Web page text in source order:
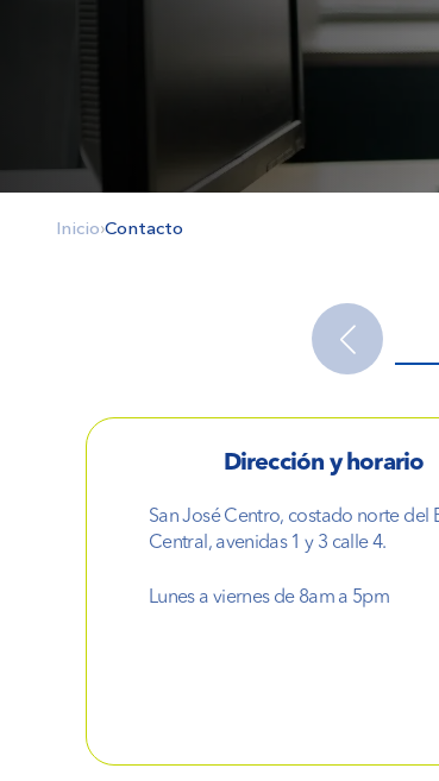
Inicio›Contacto
Dirección y horario
San José Centro, costado norte del
Central, avenidas 1 y 3 calle 4.
Lunes a viernes de 8am a 5pm